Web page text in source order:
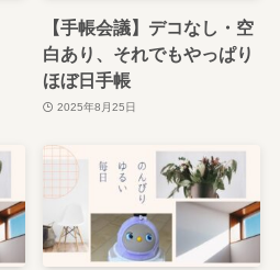
【手帳会議】デコなし・空
白あり、それでもやっぱり
ほぼ日手帳
2025年8月25日